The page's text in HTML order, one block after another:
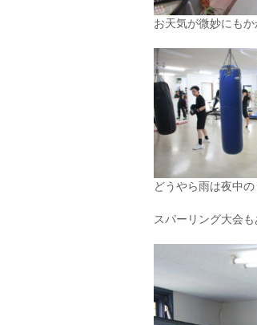
お天気が微妙にも
どうやら雨は夜中
スパーリング大会